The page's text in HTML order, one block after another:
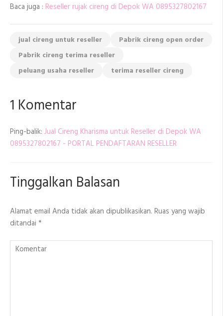
Baca juga : Reseller rujak cireng di Depok WA 0895327802167
jual cireng untuk reseller
Pabrik cireng open order
Pabrik cireng terima reseller
peluang usaha reseller
terima reseller cireng
1 Komentar
Ping-balik: Jual Cireng Kharisma untuk Reseller di Depok WA
0895327802167 - PORTAL PENDAFTARAN RESELLER
Tinggalkan Balasan
Alamat email Anda tidak akan dipublikasikan. Ruas yang wajib
ditandai *
Komentar